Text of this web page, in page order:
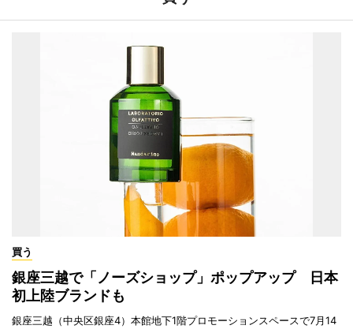
買う
銀座三越で「ノーズショップ」ポップアップ 日本
初上陸ブランドも
銀座三越（中央区銀座4）本館地下1階プロモーションスペースで7月14